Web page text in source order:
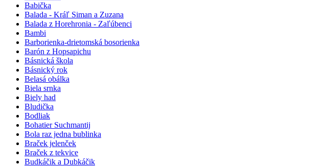
Babička
Balada - Kráľ Siman a Zuzana
Balada z Horehronia - Zaľúbenci
Bambi
Barborienka-drietomská bosorienka
Barón z Hopsapichu
Básnická škola
Básnický rok
Belasá obálka
Biela srnka
Biely had
Bludička
Bodliak
Bohatier Suchmantij
Bola raz jedna bublinka
Braček jelenček
Braček z tekvice
Budkáčik a Dubkáčik